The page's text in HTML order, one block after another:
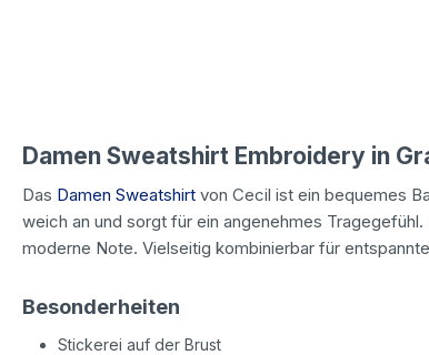
Damen Sweatshirt Embroidery in
Das Damen Sweatshirt von Cecil ist ein bequemes
weich an und sorgt für ein angenehmes
moderne Note. Vielseitig kombinierbar für
Besonderheiten
Stickerei auf der Brust